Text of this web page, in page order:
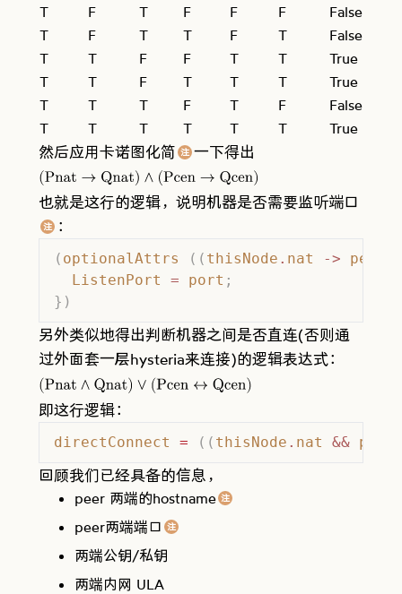
T
F T F F F
False
T
F T T F T
False
T
T F F T T
True
T
T F T T T
True
T
T T F T F
False
T
T T T T T True
然后应用卡诺图化简 注
comment
一下得出
Pnat Qnat ) Pcen Qcen )
也就是这行的逻辑，说明机器是否需要监听端口
注
comment
：
( optionalAttrs (( thisNode . nat ->
  ListenPort
= port ;
})
另外类似地得出判断机器之间是否直连(否则通
过外面套一层hysteria来连接)的逻辑表达式：
Pnat Qnat ) ∨ Pcen ↔ Qcen )
即这行逻辑：
directConnect = (( thisNode . nat &&
回顾我们已经具备的信息，
peer 两端的hostname 注comment
peer两端端口 注comment
两端公钥/私钥
两端内网 ULA